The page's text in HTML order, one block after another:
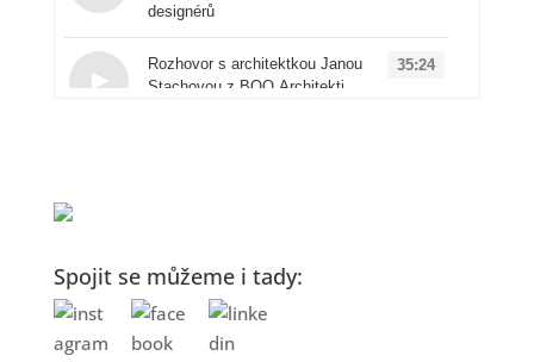
designérů
Rozhovor s architektkou Janou
Stachovou z BOQ Architekti
35:24
Proč ji zřejmě používáte
špatně a jak to změnit
Spojit se můžeme i tady: